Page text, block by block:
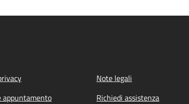
Note legali
appuntamento
Richiedi assistenza